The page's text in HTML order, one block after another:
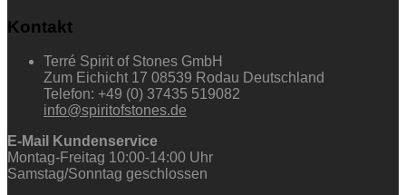
Kontakt
Terré Spirit of Stones GmbH
Zum Eichicht 17 08539 Rodau Deutschland
Telefon: +49 (0) 37435 519082
info@spiritofstones.de
E-Mail Kundenservice
Montag-Freitag 10:00-14:00 Uhr
Samstag/Sonntag geschlossen